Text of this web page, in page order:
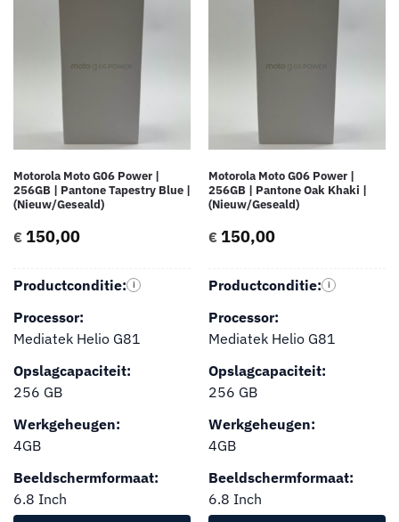
Motorola Moto G06 Power |
256GB | Pantone Tapestry Blue |
(Nieuw/Geseald)
€ 150,00
Productconditie: i
Processor:
Mediatek Helio G81
Opslagcapaciteit:
256 GB
Werkgeheugen:
4GB
Beeldschermformaat:
6.8 Inch
Motorola Moto G06 Power |
256GB | Pantone Oak Khaki |
(Nieuw/Geseald)
€ 150,00
Productconditie: i
Processor:
Mediatek Helio G81
Opslagcapaciteit:
256 GB
Werkgeheugen:
4GB
Beeldschermformaat:
6.8 Inch